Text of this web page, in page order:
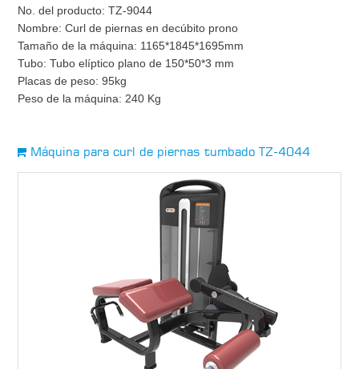
No. del producto: TZ-9044
Nombre: Curl de piernas en decúbito prono
Tamaño de la máquina: 1165*1845*1695mm
Tubo: Tubo elíptico plano de 150*50*3 mm
Placas de peso: 95kg
Peso de la máquina: 240 Kg
Máquina para curl de piernas tumbado TZ-4044